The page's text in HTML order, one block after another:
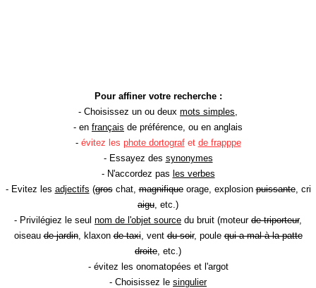
Pour affiner votre recherche :
- Choisissez un ou deux mots simples
- en français de préférence, ou en anglais
- évitez les phote dortografet de frapppe
- Essayez des synonymes
- N'accordez pas les verbes
- Evitez les adjectifs (groschat,magnifiqueorage, explosionpuissante, cri
aigu , etc.)
- Privilégiez le seul nom de l'objet source du bruit (moteur de triporteur,
oiseaude jardin, klaxonde taxi, ventdu soir, poulequi a mal à la patte
droite , etc.)
- évitez les onomatopées et l'argot
- Choisissez le singulier